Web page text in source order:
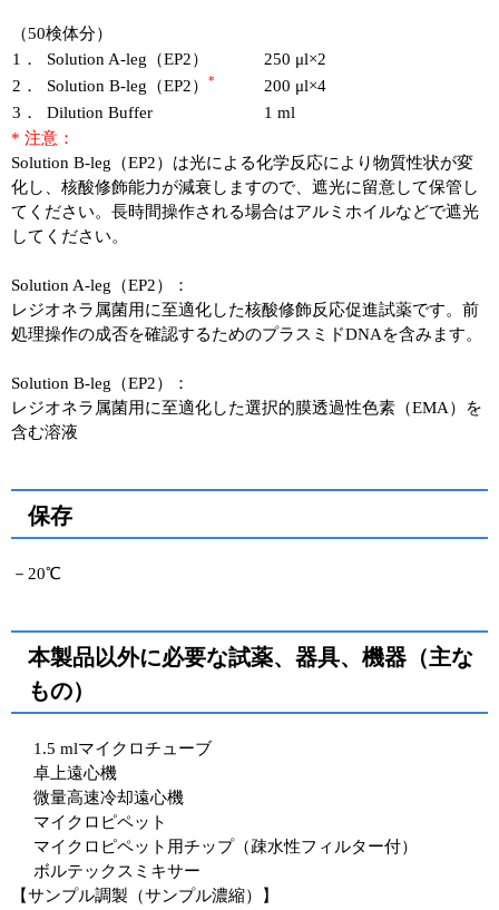
（50検体分）
1．
Solution A-leg（EP2）
250 μl×2
2．
Solution B-leg（EP2） *
200 μl×4
3．
Dilution Buffer
1 ml
* 注意：
Solution B-leg（EP2）は光による化学反応により物質性状が変
化し、核酸修飾能力が減衰しますので、遮光に留意して保管し
てください。長時間操作される場合はアルミホイルなどで遮光
してください。
Solution A-leg（EP2）：
レジオネラ属菌用に至適化した核酸修飾反応促進試薬です。前
処理操作の成否を確認するためのプラスミドDNAを含みます。
Solution B-leg（EP2）：
レジオネラ属菌用に至適化した選択的膜透過性色素（EMA）を
含む溶液
保存
－20℃
本製品以外に必要な試薬、器具、機器（主な
もの）
1.5 mlマイクロチューブ
卓上遠心機
微量高速冷却遠心機
マイクロピペット
マイクロピペット用チップ（疎水性フィルター付）
ボルテックスミキサー
【サンプル調製（サンプル濃縮）】